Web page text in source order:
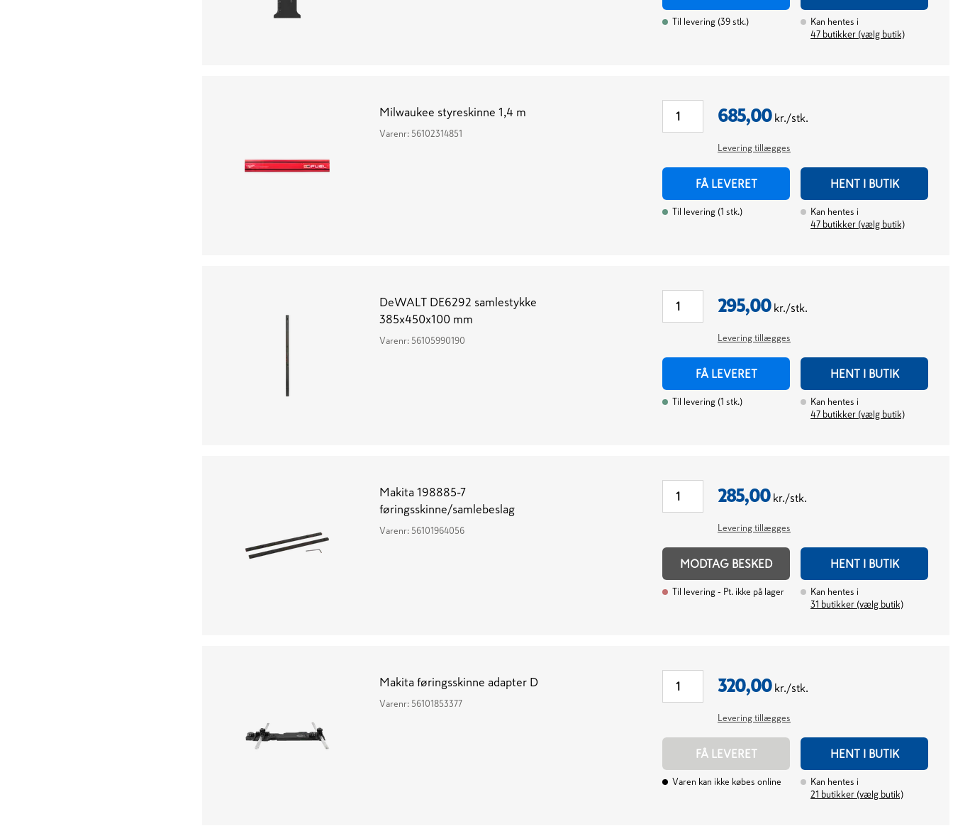
Til levering (39 stk.)
Kan hentes i
47 butikker (vælg butik)
Milwaukee styreskinne 1,4 m
Varenr: 56102314851
685,00 kr./stk.
Levering tillægges
FÅ LEVERET HENT I BUTIK
Til levering (1 stk.)
Kan hentes i
47 butikker (vælg butik)
DeWALT DE6292 samlestykke
385x450x100 mm
Varenr: 56105990190
295,00 kr./stk.
Levering tillægges
FÅ LEVERET HENT I BUTIK
Til levering (1 stk.)
Kan hentes i
47 butikker (vælg butik)
Makita 198885-7
føringsskinne/samlebeslag
Varenr: 56101964056
285,00 kr./stk.
Levering tillægges
MODTAG BESKED HENT I BUTIK
Til levering - Pt. ikke på lager
Kan hentes i
31 butikker (vælg butik)
Makita føringsskinne adapter D
Varenr: 56101853377
320,00 kr./stk.
Levering tillægges
FÅ LEVERET HENT I BUTIK
Varen kan ikke købes online
Kan hentes i
21 butikker (vælg butik)